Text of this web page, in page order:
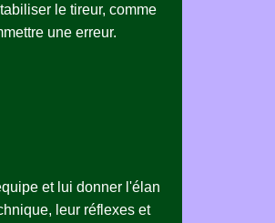
le tireur, comme
une erreur.
et lui donner l'élan
leur réflexes et